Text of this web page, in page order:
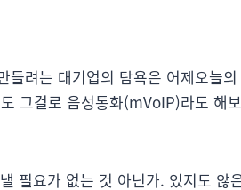
려는 대기업의 탐욕은 어제오늘의
그걸로 음성통화(mVoIP)라도 해
필요가 없는 것 아닌가. 있지도 않